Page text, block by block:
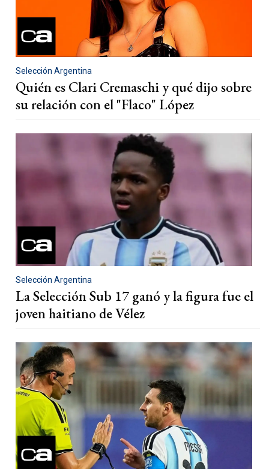
Selección Argentina
Quién es Clari Cremaschi y qué dijo sobre
su relación con el "Flaco" López
Selección Argentina
La Selección Sub 17 ganó y la figura fue el
joven haitiano de Vélez